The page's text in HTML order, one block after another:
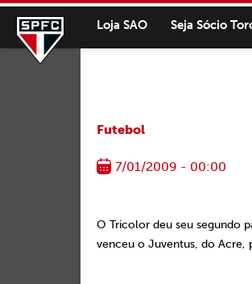
Loja SAO Seja Sócio
Futebol
7/01/2009 - 00:00
O Tricolor deu seu segundo
venceu o Juventus, do Acre,